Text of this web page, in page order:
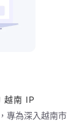
越南 IP
專為深入越南市